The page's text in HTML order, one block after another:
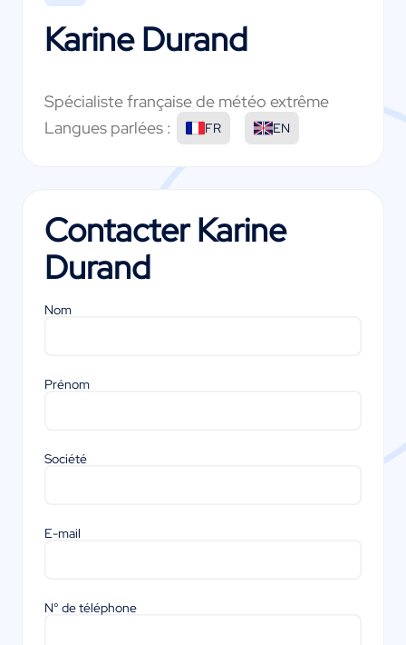
Karine Durand
Spécialiste française de météo extrême
Langues parlées :
FR EN
ContacterKarine
Durand
Nom
Prénom
Société
E-mail
N° de téléphone